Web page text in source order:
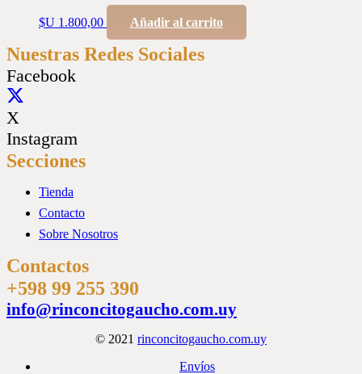
$U 1.800,00 Añadir al carrito
Nuestras Redes Sociales
Facebook
X
Instagram
Secciones
Tienda
Contacto
Sobre Nosotros
Contactos
+598 99 255 390
info@rinconcitogaucho.com.uy
© 2021 rinconcitogaucho.com.uy
Envíos